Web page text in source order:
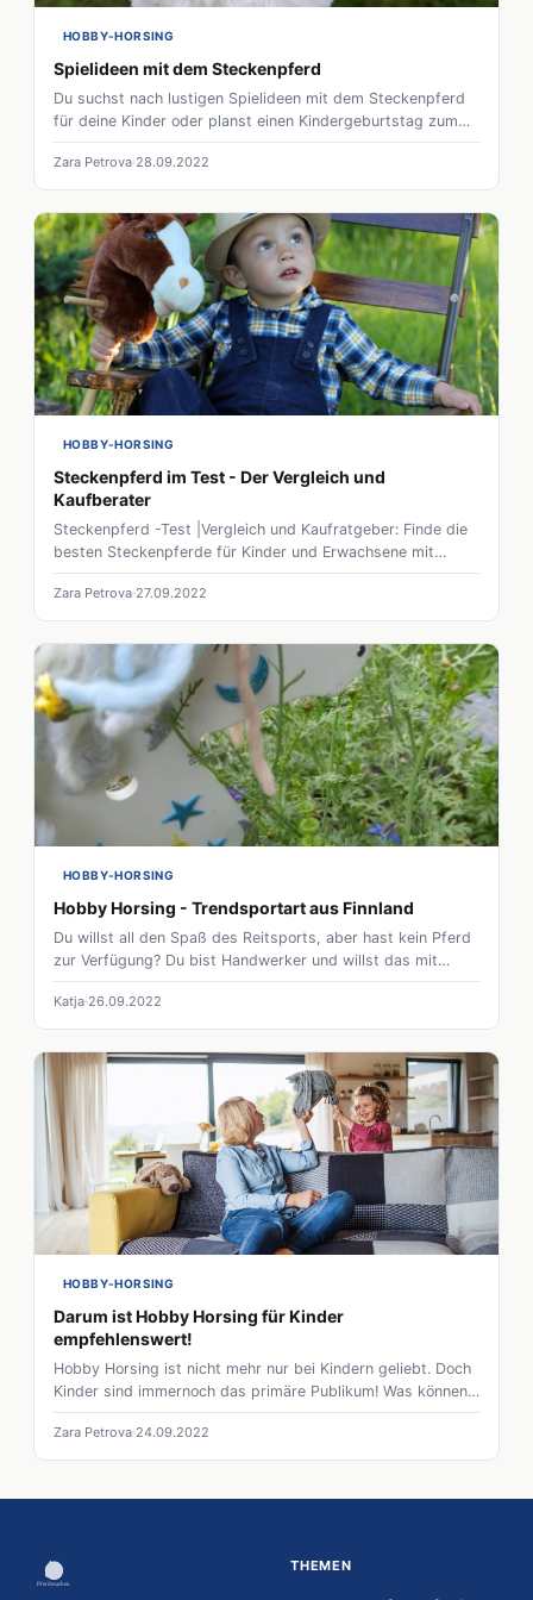
HOBBY-HORSING
Spielideen mit dem Steckenpferd
Du suchst nach lustigen Spielideen mit dem Steckenpferd
für deine Kinder oder planst einen Kindergeburtstag zum
Motto Pferd, dann bist du hier genau richtig. Wir haben eine
Vielzahl von Übungen und Idee die sich perfekt für
Kindergeburtstage, Kindertagesstätten oder Sportvereine
eignen.
Zara Petrova 28.09.2022
HOBBY-HORSING
Steckenpferd im Test - Der Vergleich und
Kaufberater
Steckenpferd -Test |Vergleich und Kaufratgeber: Finde die
besten Steckenpferde für Kinder und Erwachsene mit
diesem umfassenden Vergleich und Kaufratgeber!
Zara Petrova 27.09.2022
HOBBY-HORSING
Hobby Horsing - Trendsportart aus Finnland
Du willst all den Spaß des Reitsports, aber hast kein Pferd
zur Verfügung? Du bist Handwerker und willst das mit
deiner Pferdeliebe verbinden? Dann ist Hobby Horsing
vielleicht genau das Richtige für dich!
Katja 26.09.2022
HOBBY-HORSING
Darum ist Hobby Horsing für Kinder
empfehlenswert!
Hobby Horsing ist nicht mehr nur bei Kindern geliebt. Doch
Kinder sind immernoch das primäre Publikum! Was können
Kinder aus dem Sport auf dem Steckenpferd gewinnen? Wir
zeigen die Vorteile von Hobby Horsing für Kinder!
Zara Petrova 24.09.2022
THEMEN